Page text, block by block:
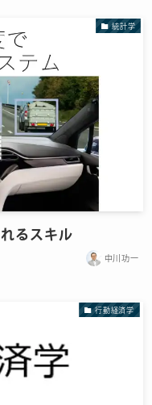
統計学
るスキル
中川功一
行動経済学